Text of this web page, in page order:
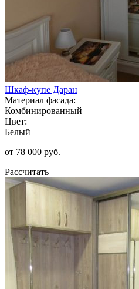
Шкаф-купе Даран
Материал фасада:
Комбинированный
Цвет:
Белый
от 78 000 руб.
Рассчитать